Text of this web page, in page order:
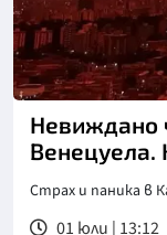
Невиждано
Венецуела.
Страх и паника в
01 юли | 13:12